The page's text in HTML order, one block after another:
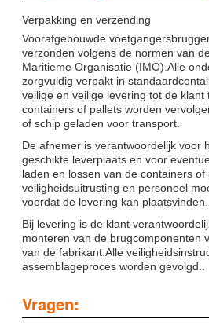
Verpakking en verzending
Voorafgebouwde
verzonden volgens de normen van
Maritieme Organisatie (IMO).Alle
zorgvuldig verpakt in
veilige en veilige levering tot de klant
containers of pallets worden
of schip geladen voor transport.
De afnemer is verantwoordelijk voor
geschikte leverplaats en voor
laden en lossen van de containers
veiligheidsuitrusting en personeel
voordat de levering kan plaatsvinden..
Bij levering is de klant
monteren van de brugcomponenten
van de fabrikant.Alle
assemblageproces worden gevolgd..
Vragen: